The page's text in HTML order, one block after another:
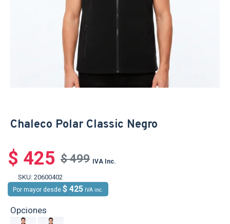
Chaleco Polar Classic Negro
$ 425 $ 499 IVA Inc.
SKU: 20600402
Por mayor desde $ 425 IVA inc.
Opciones